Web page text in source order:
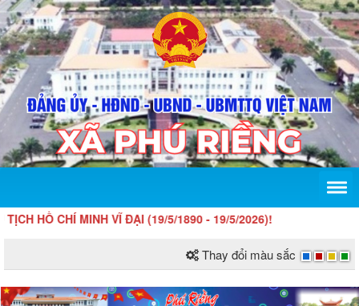
CHÍ MINH VĨ ĐẠI (19/5/1890 - 19/5/2026)!
Thay đổi màu sắc